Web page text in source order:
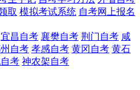
取 模拟考试系统 自考网上报名
宜昌自考 襄樊自考 荆门自考 咸
自考 孝感自考 黄冈自考 黄石
考 神农架自考